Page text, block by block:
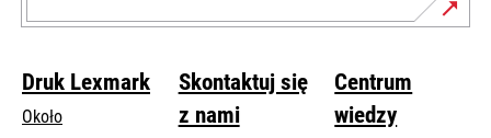
Druk Lexmark
Około
Skontaktuj się
z nami
Centrum
wiedzy